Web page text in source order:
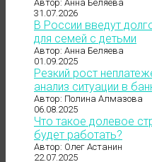
Автор: Анна Беляева
31.07.2026
В России введут
для семей с детьми
Автор: Анна Беляева
01.09.2025
Резкий рост
анализ ситуации в
Автор: Полина Алмазова
06.08.2025
Что такое долевое
будет работать?
Автор: Олег Астанин
22.07.2025